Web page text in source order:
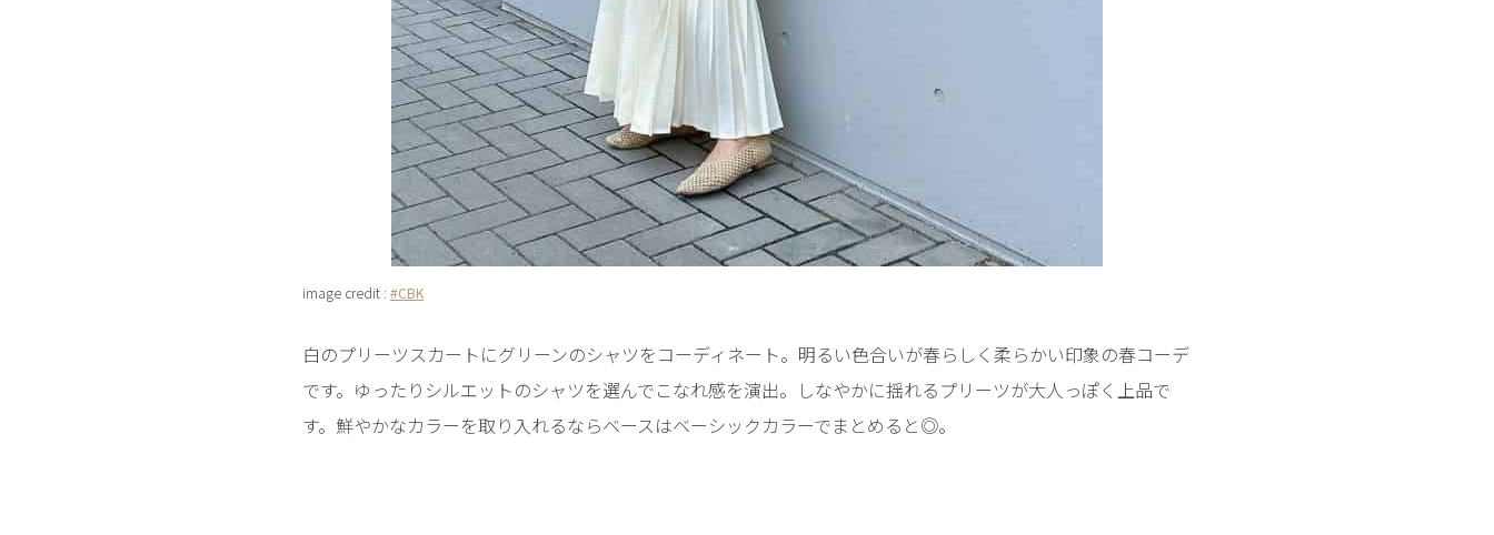
image credit : #CBK
白のプリーツスカートにグリーンのシャツをコーディネート。明るい色合いが春らしく柔らかい印象の春コーデ
です。ゆったりシルエットのシャツを選んでこなれ感を演出。しなやかに揺れるプリーツが大人っぽく上品で
す。鮮やかなカラーを取り入れるならベースはベーシックカラーでまとめると◎。